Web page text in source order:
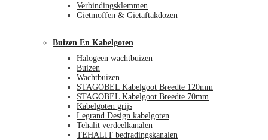
Verbindingsklemmen
Gietmoffen & Gietaftakdozen
Buizen En Kabelgoten
Halogeen wachtbuizen
Buizen
Wachtbuizen
STAGOBEL Kabelgoot Breedte 120mm
STAGOBEL Kabelgoot Breedte 70mm
Kabelgoten grijs
Legrand Design kabelgoten
Tehalit verdeelkanalen
TEHALIT bedradingskanalen